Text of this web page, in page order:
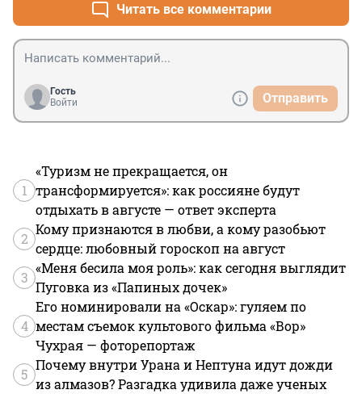
разобраться в этом деле. И вернуть автобусы по
Читать все комментарии
Гость
Войти
Отправить
1
«Туризм не прекращается, он
трансформируется»: как россияне будут
отдыхать в августе — ответ эксперта
2
Кому признаются в любви, а кому разобьют
сердце: любовный гороскоп на август
3
«Меня бесила моя роль»: как сегодня выглядит
Пуговка из «Папиных дочек»
4
Его номинировали на «Оскар»: гуляем по
местам съемок культового фильма «Вор»
Чухрая — фоторепортаж
5
Почему внутри Урана и Нептуна идут дожди
из алмазов? Разгадка удивила даже ученых